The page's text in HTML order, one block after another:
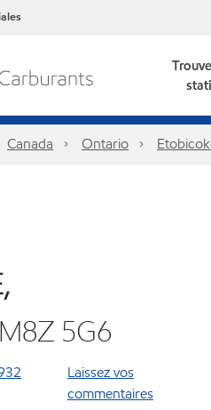
Canada Ontario
5G6
Laissez vos
commentaires